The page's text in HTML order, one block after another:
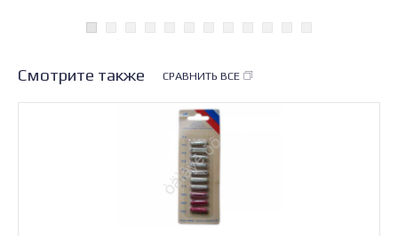
Смотрите также СРАВНИТЬ ВСЕ